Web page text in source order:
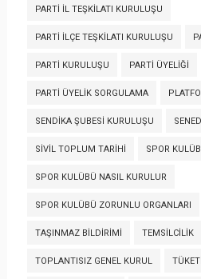
PARTI İL TEŞKILATI KURULUŞU
PARTI İLÇE TEŞKILATI KURULUŞU
PARTI KURULUŞU PARTI ÜYELIĞI
PARTI ÜYELIK SORGULAMA
SENDIKA ŞUBESI KURULUŞU
SIVIL TOPLUM TARIHI SPOR
SPOR KULÜBÜ NASIL KURULUR
SPOR KULÜBÜ ZORUNLU ORGANLARI
TAŞINMAZ BILDIRIMI TEMSILCILIK
TOPLANTISIZ GENEL KURUL